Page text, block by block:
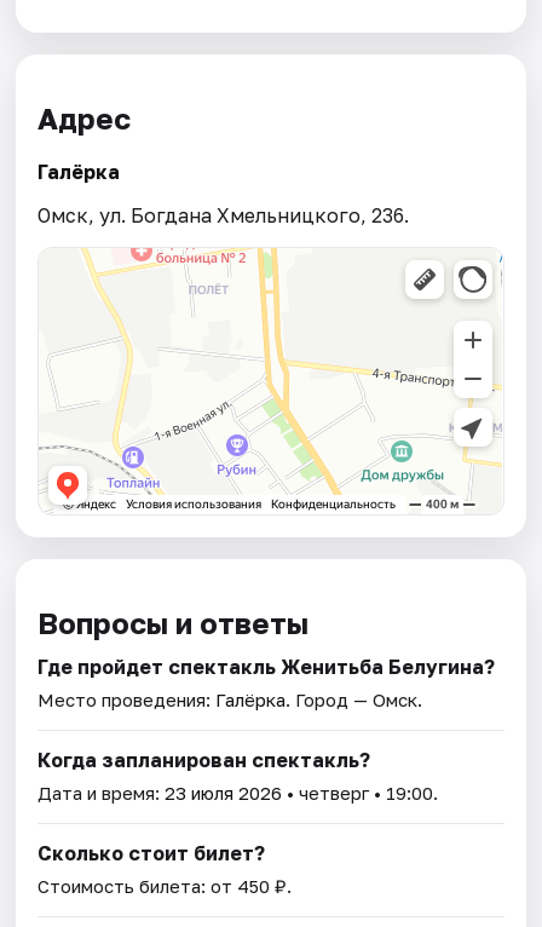
Адрес
Галёрка
Омск, ул. Богдана Хмельницкого, 236.
Вопросы и ответы
Где пройдет спектакль Женитьба Белугина?
Место проведения: Галёрка. Город — Омск.
Когда запланирован спектакль?
Дата и время:23 июля 2026 • четверг • 19:00.
Сколько стоит билет?
Стоимость билета: от 450 ₽.